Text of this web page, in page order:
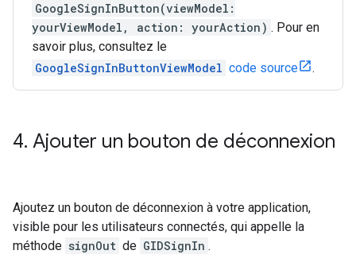
GoogleSignInButton(viewModel:
yourViewModel, action: yourAction) . Pour en
savoir plus, consultez le
GoogleSignInButtonViewModel code source .
4. Ajouter un bouton de déconnexion
Ajoutez un bouton de déconnexion à votre application,
visible pour les utilisateurs connectés, qui appelle la
méthode signOut de GIDSignIn .